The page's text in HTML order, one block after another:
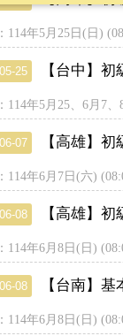
114年5月25日(日)
25 【台中】
114年5月25、6月7、
07 【高雄】
114年6月7日(六)
08 【高雄】
114年6月8日(日)
08 【台南】
114年6月8日(日)